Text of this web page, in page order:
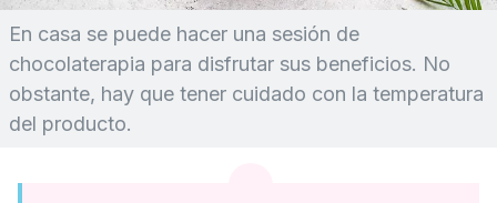
En casa se puede hacer una sesión de
chocolaterapia para disfrutar sus beneficios. No
obstante, hay que tener cuidado con la temperatura
del producto.